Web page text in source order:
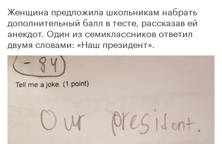
Женщина предложила школьникам набрать
дополнительный балл в тесте, рассказав ей
анекдот. Один из семиклассников ответил
двумя словами: «Наш президент».